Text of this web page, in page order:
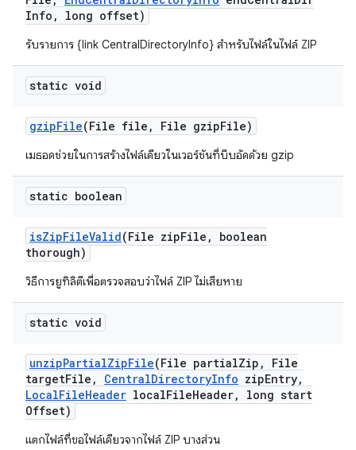
Info , long offset)
รับรายการ {link CentralDirectoryInfo} สำหรับไฟล์ในไฟล์ ZIP
static void
gzipFile(File file , File gzipFile)
เมธอดช่วยในการสร้างไฟล์เดียวในเวอร์ชันที่บีบอัดด้วย gzip
static boolean
isZipFileValid(File zipFile ,
boolean
thorough)
วิธีการยูทิลิตีเพื่อตรวจสอบว่าไฟล์ ZIP ไม่เสียหาย
static void
unzipPartialZipFile(File partialZip ,
File
targetFile , CentralDirectoryInfo zipEntry,
LocalFileHeader localFileHeader,
long start
Offset)
แตกไฟล์ที่ขอไฟล์เดียวจากไฟล์ ZIP บางส่วน